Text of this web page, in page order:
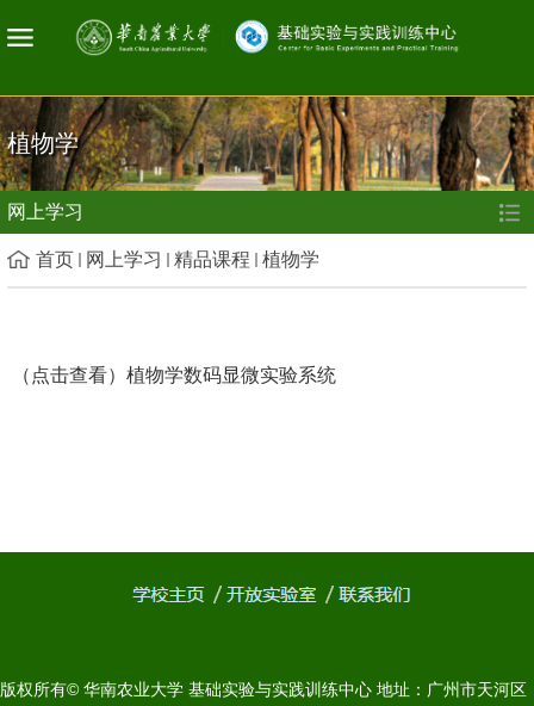
植物学
网上学习
首页 网上学习 精品课程 植物学
（点击查看） 植物学数码显微实验系统
版权所有© 华南农业大学 基础实验与实践训练中心 地址：广州市天河区